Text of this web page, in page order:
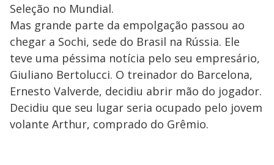
Seleção no Mundial.
Mas grande parte da empolgação passou ao
chegar a Sochi, sede do Brasil na Rússia. Ele
teve uma péssima notícia pelo seu empresário,
Giuliano Bertolucci. O treinador do Barcelona,
Ernesto Valverde, decidiu abrir mão do jogador.
Decidiu que seu lugar seria ocupado pelo jovem
volante Arthur, comprado do Grêmio.